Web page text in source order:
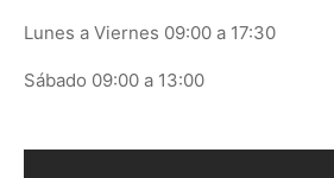
Lunes a Viernes 09:00 a 17:30
Sábado 09:00 a 13:00